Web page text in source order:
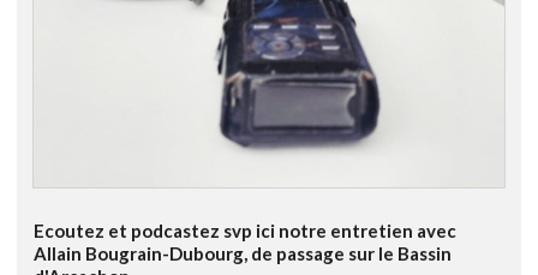
Ecoutez et podcastez svp ici notre entretien avec
Allain Bougrain-Dubourg, de passage sur le Bassin